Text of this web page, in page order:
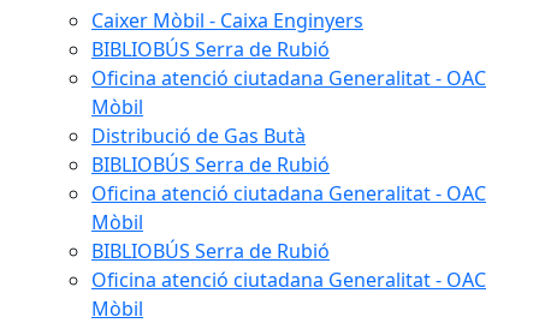
Caixer Mòbil - Caixa Enginyers
BIBLIOBÚS Serra de Rubió
Oficina atenció ciutadana Generalitat - OAC
Mòbil
Distribució de Gas Butà
BIBLIOBÚS Serra de Rubió
Oficina atenció ciutadana Generalitat - OAC
Mòbil
BIBLIOBÚS Serra de Rubió
Oficina atenció ciutadana Generalitat - OAC
Mòbil